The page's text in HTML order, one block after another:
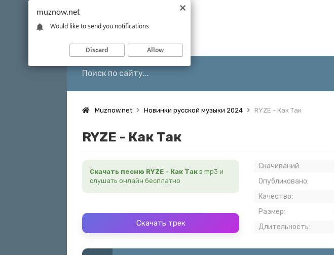
Muznow.net Новинки русской музыки 2024 RYZE - Как Так
RYZE - Как Так
Скачать песню RYZE - Как Так в mp3 и
слушать онлайн бесплатно
Скачать трек
Скачиваний:
Опубликовано:
Качество:
Размер:
Длительность:
muznow.net
Would like to send you notifications
Discard Allow